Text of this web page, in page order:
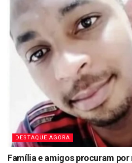
DESTAQUE AGORA
Família e amigos procuram